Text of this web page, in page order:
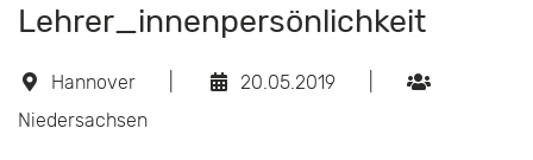
Lehrer_innenpersönlichkeit
Hannover 20.05.2019
Niedersachsen